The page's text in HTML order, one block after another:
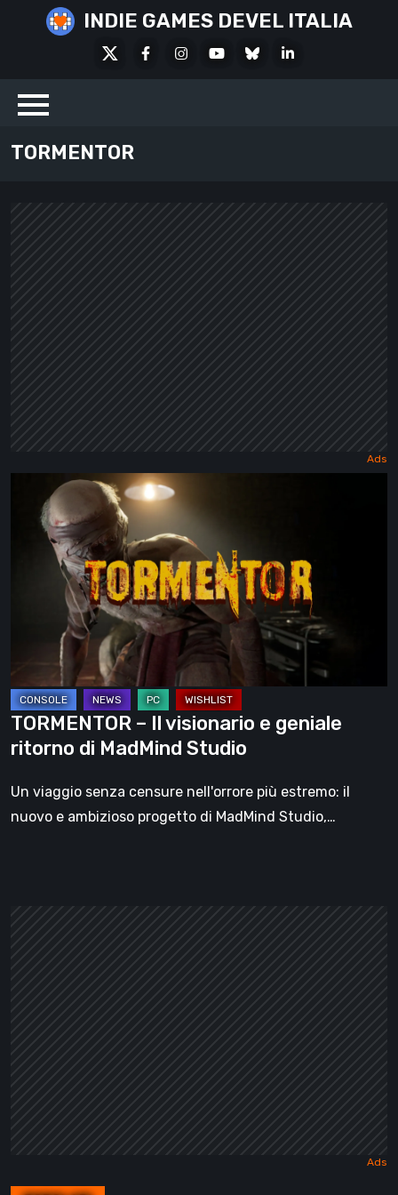
INDIE GAMES DEVEL ITALIA
FacebookInstagramYoutubeBlueskyLinkedIn
TORMENTOR
TORMENTOR
visionario
MadMind
Studio
TORMENTOR – Il visionario e geniale
ritorno di MadMind Studio
Un viaggio senza censure nell'orrore più estremo: il
nuovo e ambizioso progetto di MadMind Studio,…